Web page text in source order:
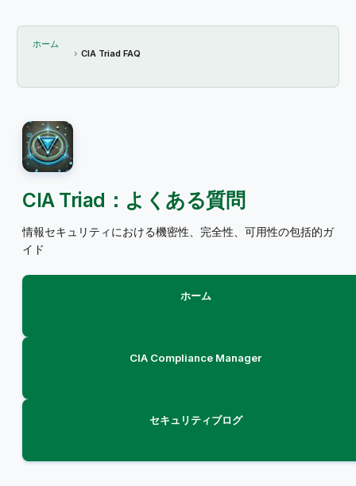
ホーム
CIA Triad FAQ
CIA Triad：よくある質問
情報セキュリティにおける機密性、完全性、可用性の包括的ガ
イド
ホーム
CIA Compliance Manager
セキュリティブログ